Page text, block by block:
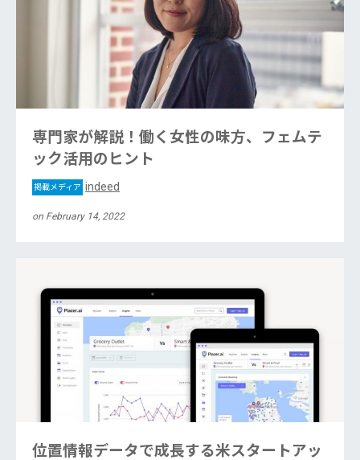
専門家が解説！働く女性の味方、フェムテ
ック活用のヒント
掲載メディア indeed
on February 14, 2022
位置情報データで成長する米スタートアッ